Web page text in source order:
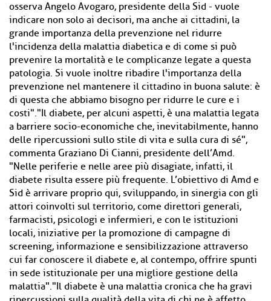
osserva Angelo Avogaro, presidente della Sid - vuole
indicare non solo ai decisori, ma anche ai cittadini, la
grande importanza della prevenzione nel ridurre
l'incidenza della malattia diabetica e di come si può
prevenire la mortalità e le complicanze legate a questa
patologia. Si vuole inoltre ribadire l'importanza della
prevenzione nel mantenere il cittadino in buona salute: è
di questa che abbiamo bisogno per ridurre le cure e i
costi"."Il diabete, per alcuni aspetti, è una malattia legata
a barriere socio-economiche che, inevitabilmente, hanno
delle ripercussioni sullo stile di vita e sulla cura di sé",
commenta Graziano Di Cianni, presidente dell’Amd.
"Nelle periferie e nelle aree più disagiate, infatti, il
diabete risulta essere più frequente. L’obiettivo di Amd e
Sid è arrivare proprio qui, sviluppando, in sinergia con gli
attori coinvolti sul territorio, come direttori generali,
farmacisti, psicologi e infermieri, e con le istituzioni
locali, iniziative per la promozione di campagne di
screening, informazione e sensibilizzazione attraverso
cui far conoscere il diabete e, al contempo, offrire spunti
in sede istituzionale per una migliore gestione della
malattia"."Il diabete è una malattia cronica che ha gravi